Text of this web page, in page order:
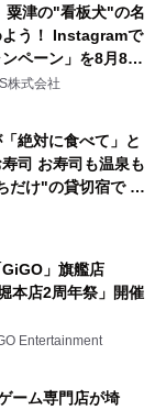
粟津の"看板犬"の名
う！ Instagramで
ンペーン」を8月8日
株式会社
絶対に食べて」と
司 お寿司も温泉も
だけ"の貸切宿で 1
泉 絵島別庭 海と
ン
」旗艦店
本店2周年祭」開催
Entertainment
ーム専門店が埼